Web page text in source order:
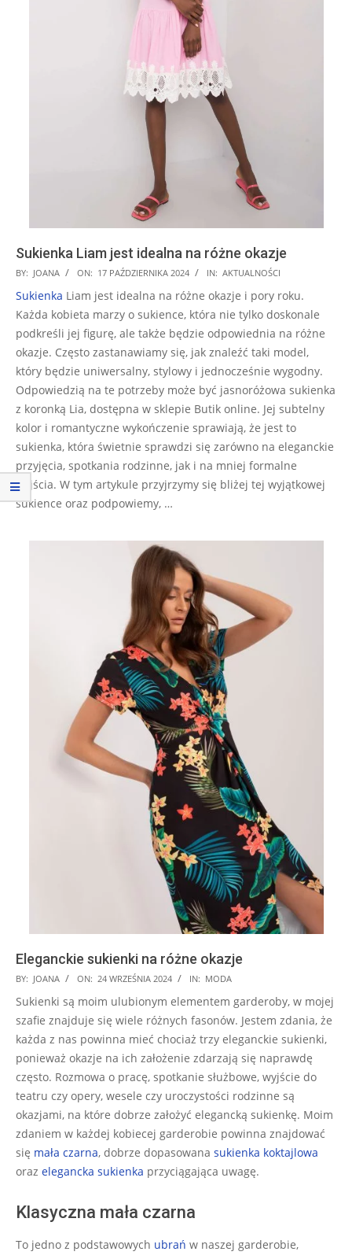
Sukienka Liam jest idealna na różne okazje
2024-
10-
17
BY: JOANA ON: 17 PAŹDZIERNIKA 2024 IN: AKTUALNOŚCI
Sukienka Liam jest idealna na różne okazje i pory roku.
Każda kobieta marzy o sukience, która nie tylko doskonale
podkreśli jej figurę, ale także będzie odpowiednia na różne
okazje. Często zastanawiamy się, jak znaleźć taki model,
który będzie uniwersalny, stylowy i jednocześnie wygodny.
Odpowiedzią na te potrzeby może być jasnoróżowa sukienka
z koronką Lia, dostępna w sklepie Butik online. Jej subtelny
kolor i romantyczne wykończenie sprawiają, że jest to
sukienka, która świetnie sprawdzi się zarówno na eleganckie
przyjęcia, spotkania rodzinne, jak i na mniej formalne
wyjścia. W tym artykule przyjrzymy się bliżej tej wyjątkowej
sukience oraz podpowiemy, …
Eleganckie sukienki na różne okazje
2024-
09-
24
BY: JOANA ON: 24 WRZEŚNIA 2024 IN: MODA
Sukienki są moim ulubionym elementem garderoby, w mojej
szafie znajduje się wiele różnych fasonów. Jestem zdania, że
każda z nas powinna mieć chociaż trzy eleganckie sukienki,
ponieważ okazje na ich założenie zdarzają się naprawdę
często. Rozmowa o pracę, spotkanie służbowe, wyjście do
teatru czy opery, wesele czy uroczystości rodzinne są
okazjami, na które dobrze założyć elegancką sukienkę. Moim
zdaniem w każdej kobiecej garderobie powinna znajdować
się mała czarna, dobrze dopasowana sukienka koktajlowa
oraz elegancka sukienka przyciągająca uwagę.
Klasyczna mała czarna
To jedno z podstawowych ubrań w naszej garderobie,